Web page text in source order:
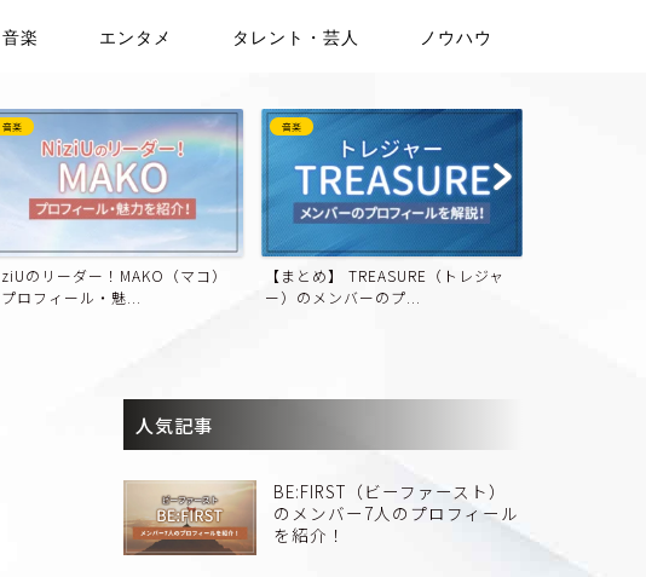
音楽 エンタメ タレント・芸人 ノウハウ
音楽
とめ】 TREASURE（トレジャ
のメンバーのプ...
音楽
【aespa（エスパ）】ウィンターの
プロフィール・魅力を...
人気記事
BE:FIRST（ビーファースト）
のメンバー7人のプロフィール
を紹介！